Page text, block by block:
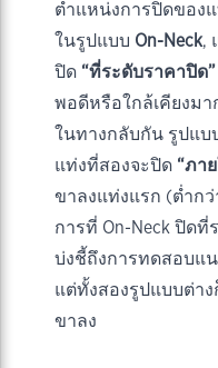
ตำแหน่งการปิดของ
ในรูปแบบ On-Neck,
ปิด “ที่ระดับราคาปิด”
พอดีหรือใกล้เคียงมา
ในทางกลับกัน รูปแบ
แท่งที่สองจะปิด “ภา
ขาลงแท่งแรก (ต่ำก
การที่ On-Neck ปิด
บ่งชี้ถึงการทดสอบแ
แต่ทั้งสองรูปแบบต่า
ขาลง